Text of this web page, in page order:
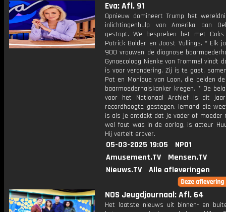
Eva: Afl. 91
Opnieuw domineert Trump het
inlichtingenhulp van Amerika aan
gestopt. We bespreken het met Coks
Patrick Bolder en Joost Vullings. * Elk
900 vrouwen de diagnose
Gynaecoloog Nienke van Trommel vindt
is voor verandering. Zij is te gast,
Pot en Monique van Loon, die beiden
baarmoederhalskanker kregen. * De
voor het Nationaal Archief is dit
recordhoogte gestegen. Iemand die
is als je ontdekt dat je vader of moeder
wel fout was in de oorlog, is acteur
Hij vertelt erover.
05-03-2025 19:05
NPO1
Amusement.TV
Mensen.TV
Nieuws.TV
Alle afleveringen
NOS Jeugdjournaal: Afl. 64
Het laatste nieuws uit binnen- en